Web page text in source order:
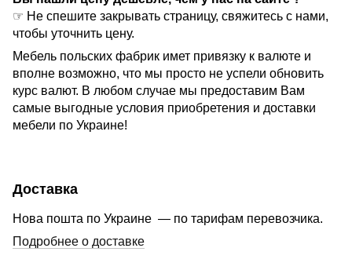
☞ Не спешите закрывать страницу, свяжитесь с нами,
чтобы уточнить цену.
Мебель польских фабрик имет привязку к валюте и
вполне возможно, что мы просто не успели обновить
курс валют. В любом случае мы предоставим Вам
самые выгодные условия приобретения и доставки
мебели по Украине!
Доставка
Нова пошта по Украине — по тарифам перевозчика.
Подробнее о доставке